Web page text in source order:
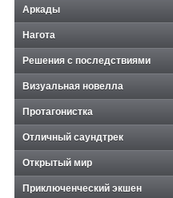
Аркады
Нагота
Решения с последствиями
Визуальная новелла
Протагонистка
Отличный саундтрек
Открытый мир
Приключенческий экшен